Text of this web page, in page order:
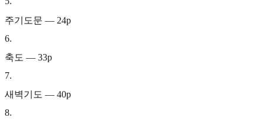
주기도문 — 24p
6.
축도 — 33p
7.
새벽기도 — 40p
8.